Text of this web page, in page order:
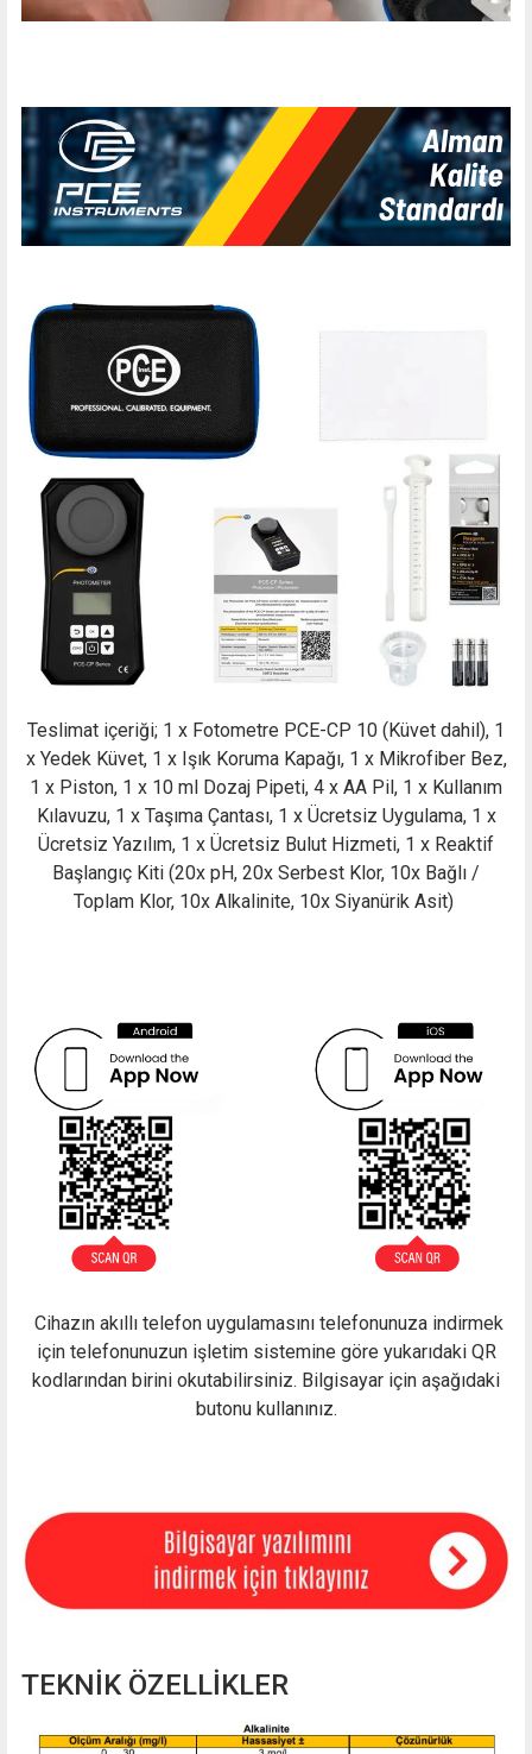
Teslimat içeriği; 1 x Fotometre PCE-CP 10 (Küvet dahil), 1
x Yedek Küvet, 1 x Işık Koruma Kapağı, 1 x Mikrofiber Bez,
1 x Piston, 1 x 10 ml Dozaj Pipeti, 4 x AA Pil, 1 x Kullanım
Kılavuzu, 1 x Taşıma Çantası, 1 x Ücretsiz Uygulama, 1 x
Ücretsiz Yazılım, 1 x Ücretsiz Bulut Hizmeti, 1 x Reaktif
Başlangıç Kiti (20x pH, 20x Serbest Klor, 10x Bağlı /
Toplam Klor, 10x Alkalinite, 10x Siyanürik Asit)
Cihazın akıllı telefon uygulamasını telefonunuza indirmek
için telefonunuzun işletim sistemine göre yukarıdaki QR
kodlarından birini okutabilirsiniz. Bilgisayar için aşağıdaki
butonu kullanınız.
TEKNİK ÖZELLİKLER